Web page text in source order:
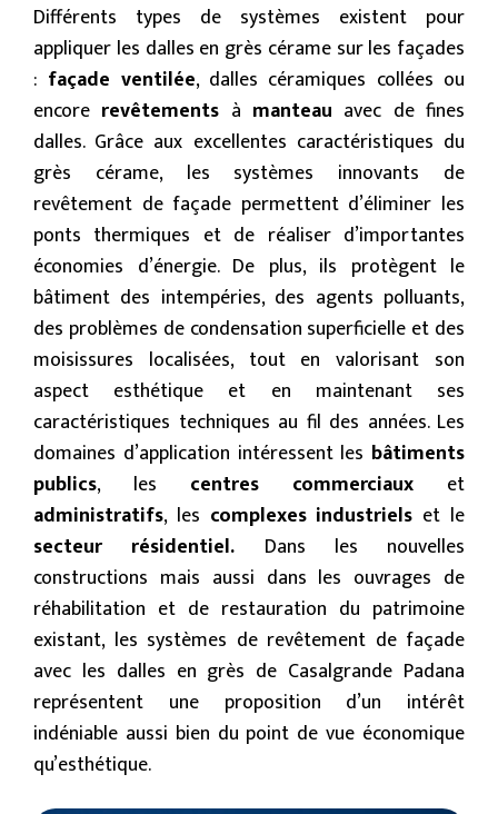
Différents types de systèmes existent pour
appliquer les dalles en grès cérame sur les façades
: façade ventilée, dalles céramiques collées ou
encore revêtements à manteau avec de fines
dalles. Grâce aux excellentes caractéristiques du
grès cérame, les systèmes innovants de
revêtement de façade permettent d’éliminer les
ponts thermiques et de réaliser d’importantes
économies d’énergie. De plus, ils protègent le
bâtiment des intempéries, des agents polluants,
des problèmes de condensation superficielle et des
moisissures localisées, tout en valorisant son
aspect esthétique et en maintenant ses
caractéristiques techniques au fil des années. Les
domaines d’application intéressent les bâtiments
publics, les centres commerciaux et
administratifs, les complexes industriels et le
secteur résidentiel. Dans les nouvelles
constructions mais aussi dans les ouvrages de
réhabilitation et de restauration du patrimoine
existant, les systèmes de revêtement de façade
avec les dalles en grès de Casalgrande Padana
représentent une proposition d’un intérêt
indéniable aussi bien du point de vue économique
qu’esthétique.